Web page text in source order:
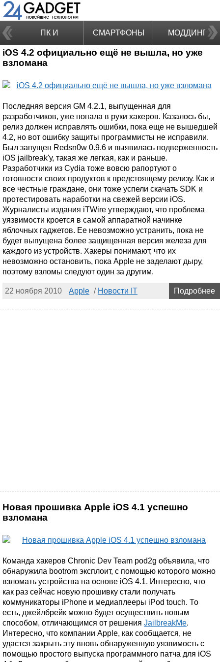
ПК И
НОУТБУКИ
СМАРТФОНЫ МОДДИНГ
iOS 4.2 официально ещё не вышла, но уже
взломана
Последняя версия GM 4.2.1, выпущенная для
разработчиков, уже попала в руки хакеров. Казалось бы,
релиз должен исправлять ошибки, пока еще не вышедшей
4.2, но вот ошибку защиты программисты не исправили.
Был запущен Redsn0w 0.9.6 и выявилась подверженность
iOS jailbreak'у, такая же легкая, как и раньше.
Разработчики из Cydia тоже вовсю рапортуют о
готовности своих продуктов к предстоящему релизу. Как и
все честные граждане, они тоже успели скачать SDK и
протестировать наработки на свежей версии iOS.
Журналисты издания iTWire утверждают, что проблема
уязвимости кроется в самой аппаратной начинке
яблочных гаджетов. Ее невозможно устранить, пока не
будет выпущена более защищенная версия железа для
каждого из устройств. Хакеры понимают, что их
невозможно остановить, пока Apple не заделают дыру,
поэтому взломы следуют один за другим.
22 ноября 2010 Apple / Новости IT Подробнее
Новая прошивка Apple iOS 4.1 успешно
взломана
Команда хакеров Chronic Dev Team pod2g объявила, что
обнаружила bootrom эксплоит, с помощью которого можно
взломать устройства на основе iOS 4.1. Интересно, что
как раз сейчас новую прошивку стали получать
коммуникаторы iPhone и медиаплееры iPod touch. То
есть, джейлбрейк можно будет осуществить новым
способом, отличающимся от решения JailbreakMe.
Интересно, что компании Apple, как сообщается, не
удастся закрыть эту вновь обнаруженную уязвимость с
помощью простого выпуска программного патча для iOS